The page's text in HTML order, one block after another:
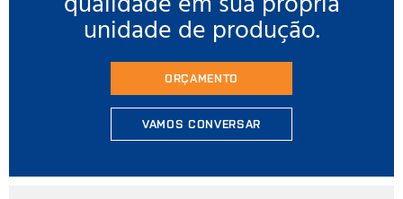
unidade de produção.
ORÇAMENTO
VAMOS CONVERSAR